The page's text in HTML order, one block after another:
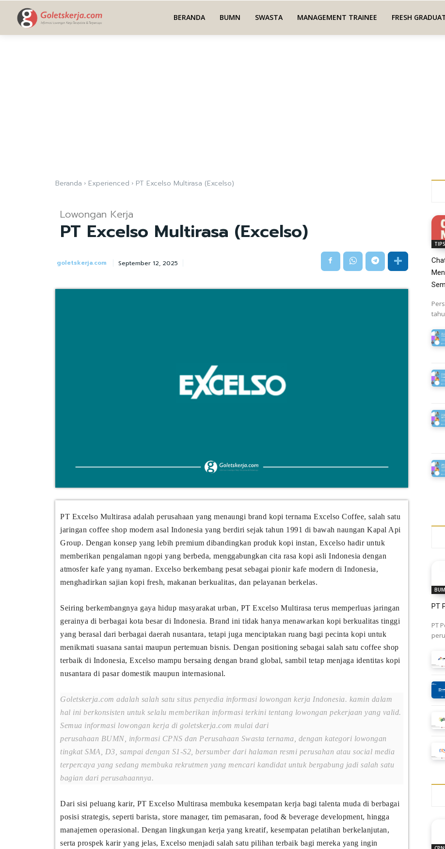
BERANDA BUMN SWASTA MANAGEMENT TRAINEE FRESH
Beranda Experienced PT Excelso Multirasa (Excelso)
Lowongan Kerja
PT Excelso Multirasa (Excelso)
goletskerja.com September 12, 2025
PT Excelso Multirasa adalah perusahaan yang menaungi brand kopi ternama Excelso Coffee, salah satu
jaringan coffee shop modern asal Indonesia yang berdiri sejak tahun 1991 di bawah naungan Kapal Api
Group. Dengan konsep yang lebih premium dibandingkan produk kopi instan, Excelso hadir untuk
memberikan pengalaman ngopi yang berbeda, menggabungkan cita rasa kopi asli Indonesia dengan
atmosfer kafe yang nyaman. Excelso berkembang pesat sebagai pionir kafe modern di Indonesia,
menghadirkan sajian kopi fresh, makanan berkualitas, dan pelayanan berkelas.
Seiring berkembangnya gaya hidup masyarakat urban, PT Excelso Multirasa terus memperluas jaringan
gerainya di berbagai kota besar di Indonesia. Brand ini tidak hanya menawarkan kopi berkualitas tinggi
yang berasal dari berbagai daerah nusantara, tetapi juga menciptakan ruang bagi pecinta kopi untuk
menikmati suasana santai maupun pertemuan bisnis. Dengan positioning sebagai salah satu coffee shop
terbaik di Indonesia, Excelso mampu bersaing dengan brand global, sambil tetap menjaga identitas kopi
nusantara di pasar domestik maupun internasional.
Goletskerja.com adalah salah satu situs penyedia informasi lowongan kerja Indonesia. kamin dalam
hal ini berkonsisten untuk selalu memberikan informasi terkini tentang lowongan pekerjaan yang valid.
Semua informasi lowongan kerja di goletskerja.com mulai dari
perusahaan BUMN, informasi CPNS dan Perusahaan Swasta ternama, dengan kategori lowongan
tingkat SMA, D3, sampai dengan S1-S2, bersumber dari halaman resmi perusahan atau social media
terpercaya yang sedang membuka rekrutmen yang mencari kandidat untuk bergabung jadi salah satu
bagian dari perusahaannya.
Dari sisi peluang karir, PT Excelso Multirasa membuka kesempatan kerja bagi talenta muda di berbagai
posisi strategis, seperti barista, store manager, tim pemasaran, food & beverage development, hingga
manajemen operasional. Dengan lingkungan kerja yang kreatif, kesempatan pelatihan berkelanjutan,
serta prospek karir yang jelas, Excelso menjadi salah satu pilihan terbaik bagi mereka yang ingin
TIPS
PT
PT